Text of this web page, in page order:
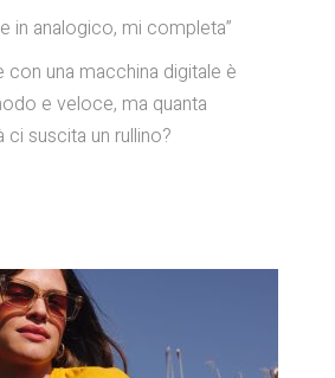
in analogico, mi completa”
con una macchina digitale è
e veloce, ma quanta
ci suscita un rullino?